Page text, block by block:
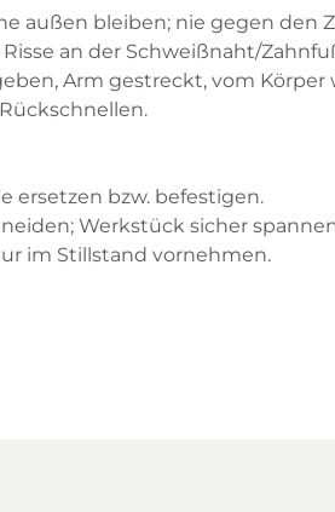
außen bleiben; nie gegen den
an der Schweißnaht/
Arm gestreckt, vom Körper
ersetzen bzw. befestigen.
Werkstück sicher
im Stillstand vornehmen.